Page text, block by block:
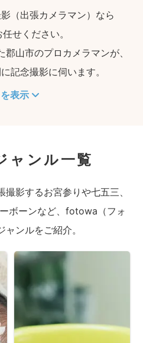
（出張カメラマン）なら
せください。
山市のプロカメラマンが、
記念撮影に伺います。
表示
ャンル一覧
影するお宮参りや七五三、
ボーンなど、fotowa（フォ
ャンルをご紹介。